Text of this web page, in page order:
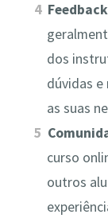
dos
dúvidas e
as suas
curso
outros